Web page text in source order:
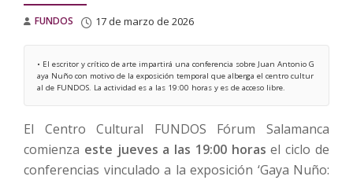
FUNDOS 17 de marzo de 2026
• El escritor y crítico de arte impartirá una conferencia sobre Juan Antonio G
aya Nuño con motivo de la exposición temporal que alberga el centro cultur
al de FUNDOS. La actividad es a las 19:00 horas y es de acceso libre.
El Centro Cultural FUNDOS Fórum Salamanca
comienza este jueves a las 19:00 horasel ciclo de
conferencias vinculado a la exposición ‘Gaya Nuño: